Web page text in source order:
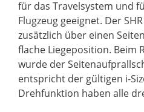
für das Travelsystem und
Flugzeug geeignet. Der
zusätzlich über einen
flache Liegeposition. Beim
wurde der
entspricht der gültigen i-
Drehfunktion haben alle